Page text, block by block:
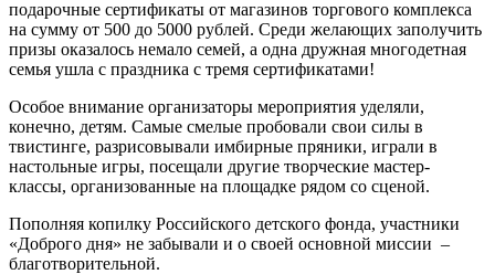
подарочные сертификаты от магазинов торгового комплекса
на сумму от 500 до 5000 рублей. Среди желающих заполучить
призы оказалось немало семей, а одна дружная многодетная
семья ушла с праздника с тремя сертификатами!
Особое внимание организаторы мероприятия уделяли,
конечно, детям. Самые смелые пробовали свои силы в
твистинге, разрисовывали имбирные пряники, играли в
настольные игры, посещали другие творческие мастер-
классы, организованные на площадке рядом со сценой.
Пополняя копилку Российского детского фонда, участники
«Доброго дня» не забывали и о своей основной миссии –
благотворительной.